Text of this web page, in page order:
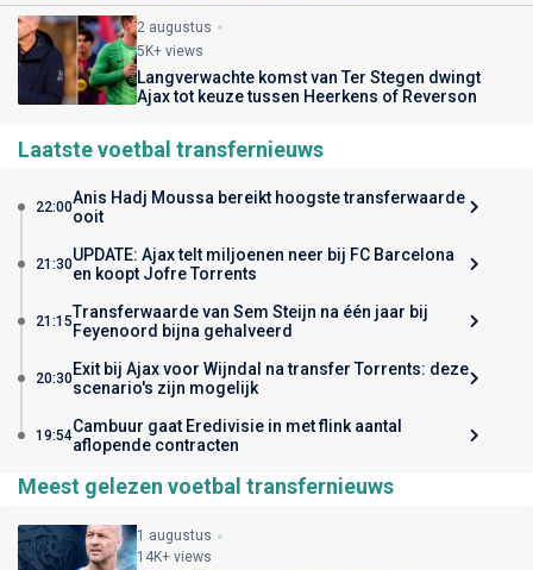
2 augustus
5K+ views
Langverwachte komst van Ter Stegen dwingt
Ajax tot keuze tussen Heerkens of Reverson
Laatste voetbal transfernieuws
22:00Anis Hadj Moussa bereikt hoogste transferwaarde
ooit
21:30UPDATE: Ajax telt miljoenen neer bij FC Barcelona
en koopt Jofre Torrents
21:15Transferwaarde van Sem Steijn na één jaar bij
Feyenoord bijna gehalveerd
20:30Exit bij Ajax voor Wijndal na transfer Torrents: deze
scenario's zijn mogelijk
19:54Cambuur gaat Eredivisie in met flink aantal
aflopende contracten
Meest gelezen voetbal transfernieuws
1 augustus
14K+ views